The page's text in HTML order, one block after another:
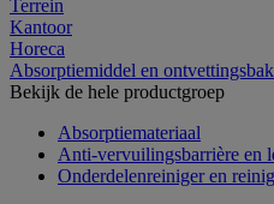
Terrein
Kantoor
Horeca
Absorptiemiddel en ontvettingsbak
Bekijk de hele productgroep
Absorptiemateriaal
Anti-vervuilingsbarrière en
Onderdelenreiniger en